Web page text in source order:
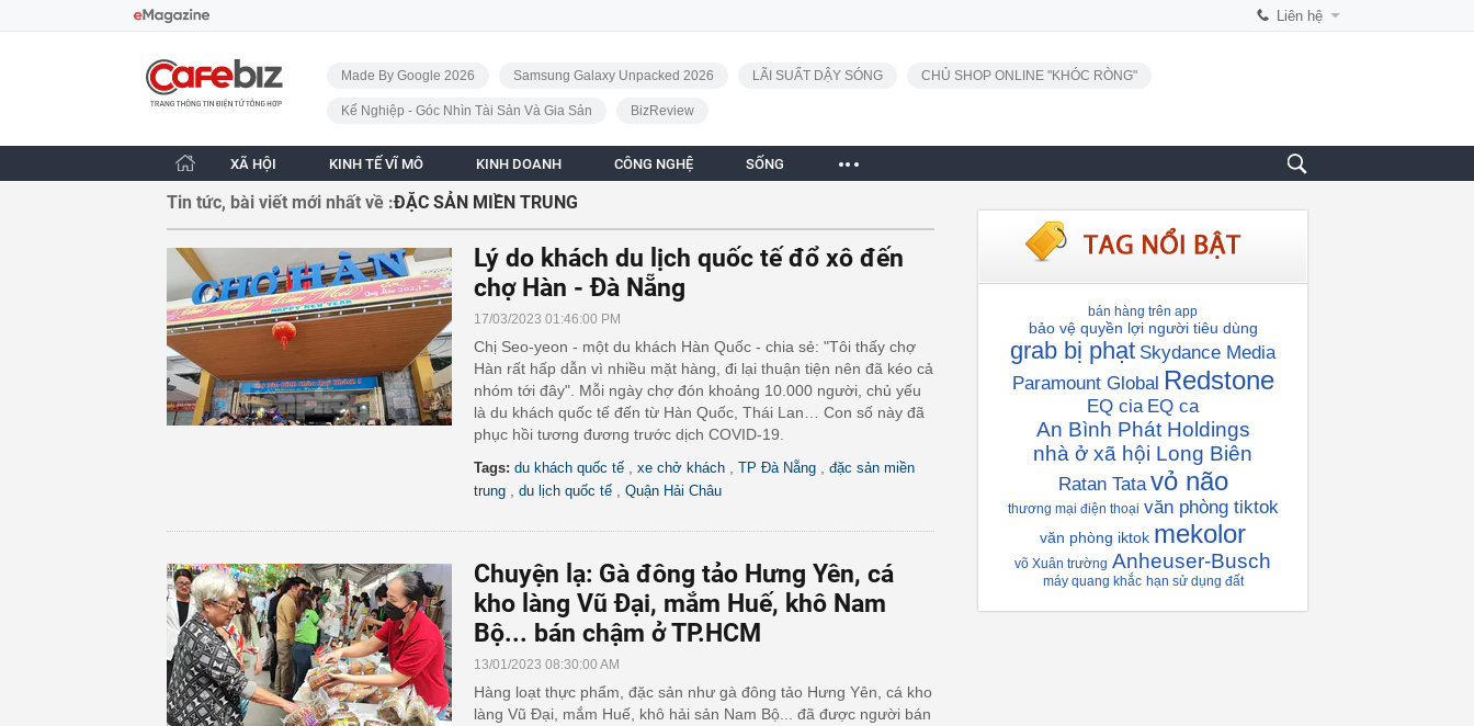
Liên hệ
CafeBiz - Trang chủ
Made By Google 2026
Samsung Galaxy Unpacked 2026 LÃI SUẤT DẬY SÓNG CHỦ SHOP ONLINE "KHÓC RÒNG"
Kế Nghiệp - Góc Nhìn Tài Sản Và Gia Sản BizReview
XÃ HỘI KINH TẾ VĨ MÔ KINH DOANH CÔNG NGHỆ SỐNG
Tin tức, bài viết mới nhất về :ĐẶC SẢN MIỀN TRUNG
Lý do khách du lịch quốc tế đổ xô đến
chợ Hàn - Đà Nẵng
17/03/2023 01:46:00 PM
Chị Seo-yeon - một du khách Hàn Quốc - chia sẻ: "Tôi thấy chợ
Hàn rất hấp dẫn vì nhiều mặt hàng, đi lại thuận tiện nên đã kéo cả
nhóm tới đây". Mỗi ngày chợ đón khoảng 10.000 người, chủ yếu
là du khách quốc tế đến từ Hàn Quốc, Thái Lan… Con số này đã
phục hồi tương đương trước dịch COVID-19.
Tags: du khách quốc tế xe chở khách TP Đà Nẵng
đặc sản miền
trung
du lịch quốc tế Quận Hải Châu
Chuyện lạ: Gà đông tảo Hưng Yên, cá
kho làng Vũ Đại, mắm Huế, khô Nam
Bộ... bán chậm ở TP.HCM
13/01/2023 08:30:00 AM
Hàng loạt thực phẩm, đặc sản như gà đông tảo Hưng Yên, cá kho
làng Vũ Đại, mắm Huế, khô hải sản Nam Bộ... đã được người bán
bán hàng trên app
bảo vệ quyền lợi người tiêu dùng
grab bị phạt Skydance Media
Paramount Global Redstone
EQ cia EQ ca
An Bình Phát Holdings
nhà ở xã hội Long Biên
Ratan Tata vỏ não
thương mại điện thoại văn phòng tiktok
văn phòng iktok mekolor
võ Xuân trường Anheuser-Busch
máy quang khắc hạn sử dụng đất